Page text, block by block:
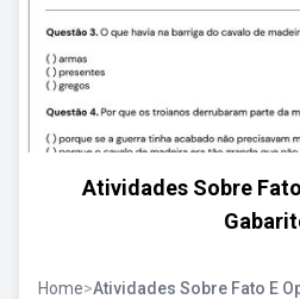
Atividades Sobre
Home>Atividades Sobre Fato E